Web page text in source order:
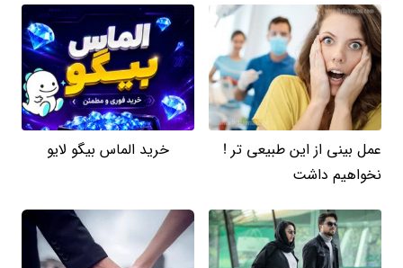
عمل بینی از این طبیعی تر !
نخواهیم داشت
خرید الماس بیگو لایو